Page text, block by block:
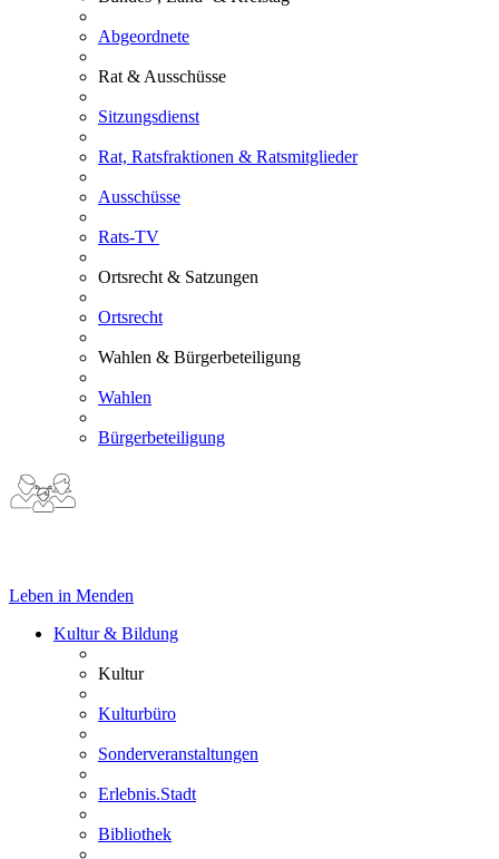
Abgeordnete
Rat & Ausschüsse
Sitzungsdienst
Rat, Ratsfraktionen & Ratsmitglieder
Ausschüsse
Rats-TV
Ortsrecht & Satzungen
Ortsrecht
Wahlen & Bürgerbeteiligung
Wahlen
Bürgerbeteiligung
Leben in Menden
Kultur & Bildung
Kultur
Kulturbüro
Sonderveranstaltungen
Erlebnis.Stadt
Bibliothek